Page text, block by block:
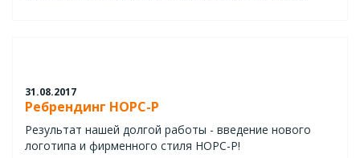
31.08.2017
Ребрендинг НОРС-Р
Результат нашей долгой работы - введение нового
логотипа и фирменного стиля НОРС-Р!